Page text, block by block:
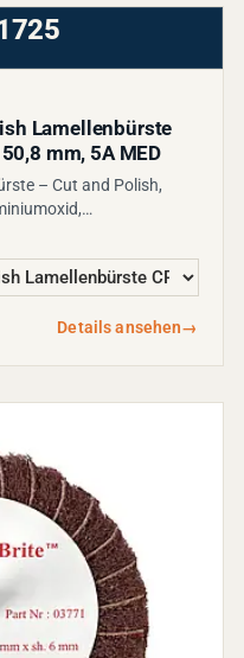
Lamellenbürste
mm, 5A MED
– Cut and Polish,
Details ansehen→